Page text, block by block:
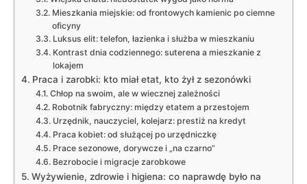
Mieszkania miejskie: od frontowych kamienic po ciemne
oficyny
Luksus elit: telefon, łazienka i służba w mieszkaniu
Kontrast dnia codziennego: suterena a mieszkanie z
lokajem
Praca i zarobki: kto miał etat, kto żył z sezonówki
Chłop na swoim, ale w wiecznej zależności
Robotnik fabryczny: między etatem a przestojem
Urzędnik, nauczyciel, kolejarz: prestiż na kredyt
Praca kobiet: od służącej po urzędniczkę
Prace sezonowe, dorywcze i „na czarno”
Bezrobocie i migracje zarobkowe
Wyżywienie, zdrowie i higiena: co naprawdę było na